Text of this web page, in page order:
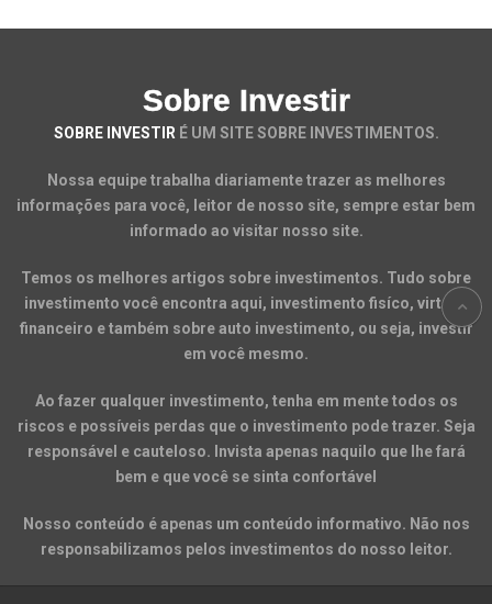
Sobre Investir
SOBRE INVESTIR É UM SITE SOBRE INVESTIMENTOS.
Nossa equipe trabalha diariamente trazer as melhores
informações para você, leitor de nosso site, sempre estar bem
informado ao visitar nosso site.
Temos os melhores artigos sobre investimentos. Tudo sobre
investimento você encontra aqui, investimento fisíco, virtual,
financeiro e também sobre auto investimento, ou seja, investir
em você mesmo.
Ao fazer qualquer investimento, tenha em mente todos os
riscos e possíveis perdas que o investimento pode trazer. Seja
responsável e cauteloso. Invista apenas naquilo que lhe fará
bem e que você se sinta confortável
Nosso conteúdo é apenas um conteúdo informativo. Não nos
responsabilizamos pelos investimentos do nosso leitor.